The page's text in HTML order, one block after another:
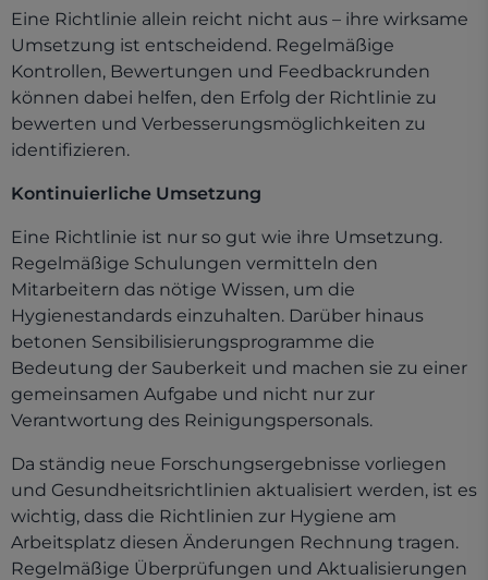
Eine Richtlinie allein reicht nicht aus – ihre wirksame
Umsetzung ist entscheidend. Regelmäßige
Kontrollen, Bewertungen und Feedbackrunden
können dabei helfen, den Erfolg der Richtlinie zu
bewerten und Verbesserungsmöglichkeiten zu
identifizieren.
Kontinuierliche Umsetzung
Eine Richtlinie ist nur so gut wie ihre Umsetzung.
Regelmäßige Schulungen vermitteln den
Mitarbeitern das nötige Wissen, um die
Hygienestandards einzuhalten. Darüber hinaus
betonen Sensibilisierungsprogramme die
Bedeutung der Sauberkeit und machen sie zu einer
gemeinsamen Aufgabe und nicht nur zur
Verantwortung des Reinigungspersonals.
Da ständig neue Forschungsergebnisse vorliegen
und Gesundheitsrichtlinien aktualisiert werden, ist es
wichtig, dass die Richtlinien zur Hygiene am
Arbeitsplatz diesen Änderungen Rechnung tragen.
Regelmäßige Überprüfungen und Aktualisierungen